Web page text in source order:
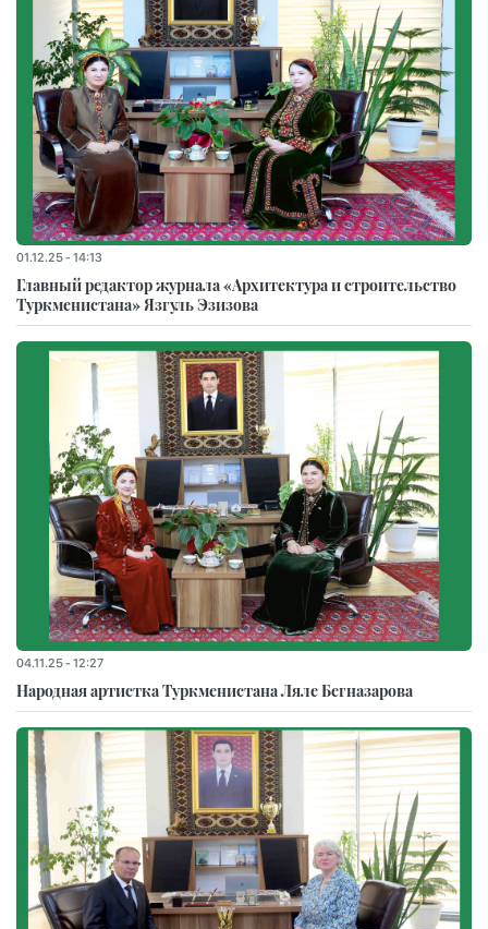
01.12.25 - 14:13
Главный редактор журнала «Архитектура и строительство
Туркменистана» Язгуль Эзизова
04.11.25 - 12:27
Народная артистка Туркменистана Ляле Бегназарова